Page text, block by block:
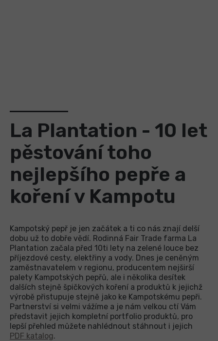
La Plantation - 10 let
pěstování toho
nejlepšího pepře a
koření v Kampotu
Kampotský pepř je jen začátek a ti co nás znají delší
dobu už to dobře vědí. Rodinná Fair Trade farma La
Plantation začala před 10ti lety na zelené louce bez
příjezdové cesty, elektřiny a vody. Dnes je ceněným
zaměstnavatelem v regionu, producentem nejširší
palety Kampotských pepřů, ale i několika desítek
dalších stejně špičkových koření a produktů k jejichž
výrobě přistupuje stejně jako ke Kampotskému pepři.
Partnerství si velmi vážíme a je nám velkou ctí Vám
představit jejich kompletní portfolio produktů, pro
lepší přehled můžete nahlédnout stáhnout i jejich
PDF katalog.